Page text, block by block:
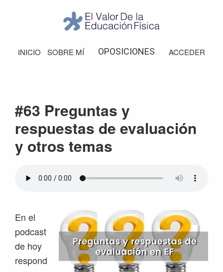
navegación
principal
barra
Valor
de
INICIO SOBRE MÍ OPOSICIONES ACCEDER
#63 Preguntas y
respuestas de evaluación
y otros temas
En el
podcast
de hoy
respond